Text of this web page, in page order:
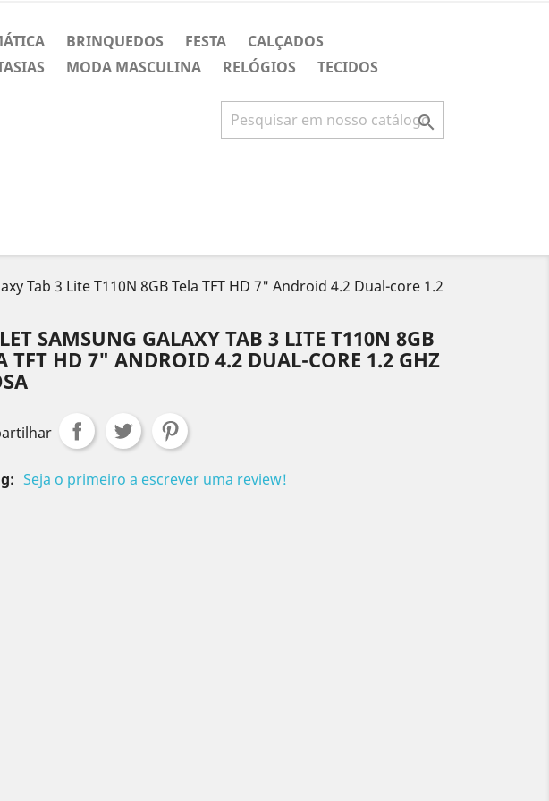
BRINQUEDOS FESTA
CALÇADOS
MODA MASCULINA RELÓGIOS TECIDOS

Tab 3 Lite T110N 8GB Tela TFT HD 7" Android 4.2 Dual-core 1.2
SAMSUNG GALAXY TAB 3 LITE T110N 8GB
TFT HD 7" ANDROID 4.2 DUAL-CORE 1.2 GHZ
Seja o primeiro a escrever uma review!